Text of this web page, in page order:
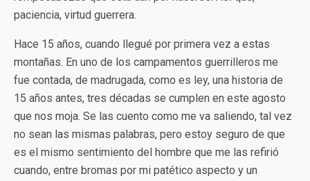
paciencia, virtud guerrera.
Hace 15 años, cuando llegué por primera vez a estas
montañas. En uno de los campamentos guerrilleros me
fue contada, de madrugada, como es ley, una historia de
15 años antes, tres décadas se cumplen en este agosto
que nos moja. Se las cuento como me va saliendo, tal vez
no sean las mismas palabras, pero estoy seguro de que
es el mismo sentimiento del hombre que me las refirió
cuando, entre bromas por mi patético aspecto y un